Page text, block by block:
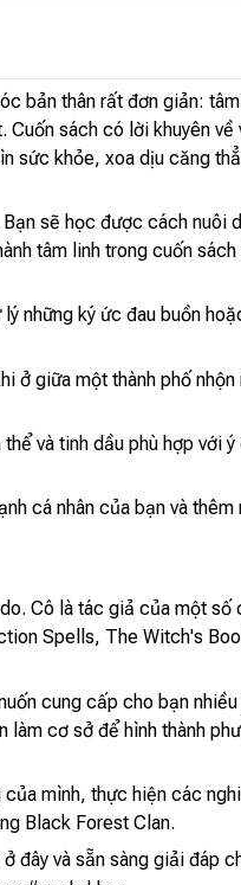
bản thân rất đơn giản:
Cuốn sách có lời khuyên
sức khỏe, xoa dịu căng
sẽ học được cách nuôi
tâm linh trong cuốn
những ký ức đau buồn
ở giữa một thành phố
và tinh dầu phù hợp với
cá nhân của bạn và
Cô là tác giả của một số
Spells, The Witch's
cung cấp cho bạn
cơ sở để hình thành
mình, thực hiện các
Black Forest Clan.
đây và sẵn sàng giải đáp